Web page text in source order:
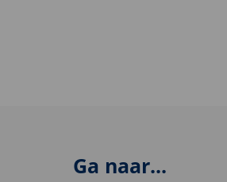
Ga naar...